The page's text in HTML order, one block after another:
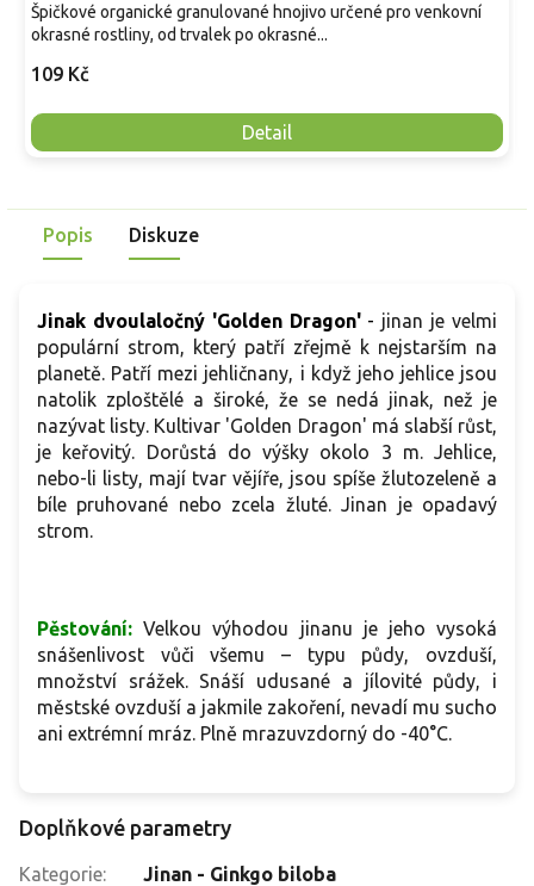
109 Kč
Detail
Špičkové organické granulované hnojivo určené pro venkovní
okrasné rostliny, od trvalek po okrasné...
Popis Diskuze
Jinak dvoulaločný 'Golden Dragon'- jinan je velmi
populární strom, který patří zřejmě k nejstarším na
planetě. Patří mezi jehličnany, i když jeho jehlice jsou
natolik zploštělé a široké, že se nedá jinak, než je
nazývat listy. Kultivar 'Golden Dragon' má slabší růst,
je keřovitý. Dorůstá do výšky okolo 3 m. Jehlice,
nebo-li listy, mají tvar vějíře, jsou spíše žlutozeleně a
bíle pruhované nebo zcela žluté. Jinan je opadavý
strom.
Pěstování: Velkou výhodou jinanu je jeho vysoká
snášenlivost vůči všemu – typu půdy, ovzduší,
množství srážek. Snáší udusané a jílovité půdy, i
městské ovzduší a jakmile zakoření, nevadí mu sucho
ani extrémní mráz. Plně mrazuvzdorný do -40°C.
Doplňkové parametry
Kategorie:
Jinan - Ginkgo biloba